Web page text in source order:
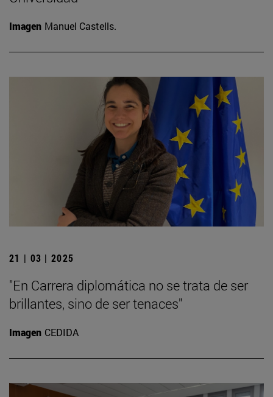
Imagen Manuel Castells.
21 | 03 | 2025
"En Carrera diplomática no se trata de ser
brillantes, sino de ser tenaces"
Imagen CEDIDA